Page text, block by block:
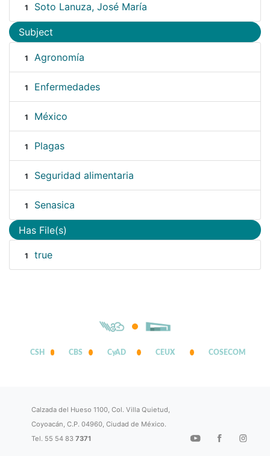
1 Soto Lanuza, José María
Subject
1 Agronomía
1 Enfermedades
1 México
1 Plagas
1 Seguridad alimentaria
1 Senasica
Has File(s)
1 true
CSH CBS CyAD CEUX COSECOM
Calzada del Hueso 1100, Col. Villa Quietud,
Coyoacán, C.P. 04960, Ciudad de México.
Tel. 55 54 837371